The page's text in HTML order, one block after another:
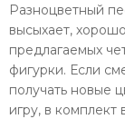
Разноцветный
высыхает,
предлагаемых
фигурки. Если
получать новые
игру, в